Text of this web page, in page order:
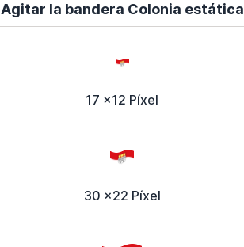
Agitar la bandera Colonia estática
17 x12 Píxel
30 x22 Píxel